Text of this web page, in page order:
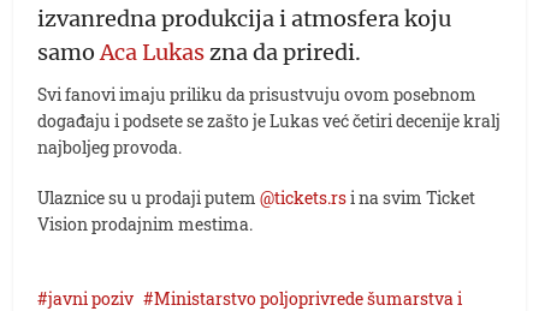
izvanredna produkcija i atmosfera koju
samoAca Lukaszna da priredi.
Svi fanovi imaju priliku da prisustvuju ovom posebnom
događaju i podsete se zašto je Lukas već četiri decenije kralj
najboljeg provoda.
Ulaznice su u prodaji putem@tickets.rsi na svim Ticket
Vision prodajnim mestima.
javni poziv
Ministarstvo poljoprivrede šumarstva i